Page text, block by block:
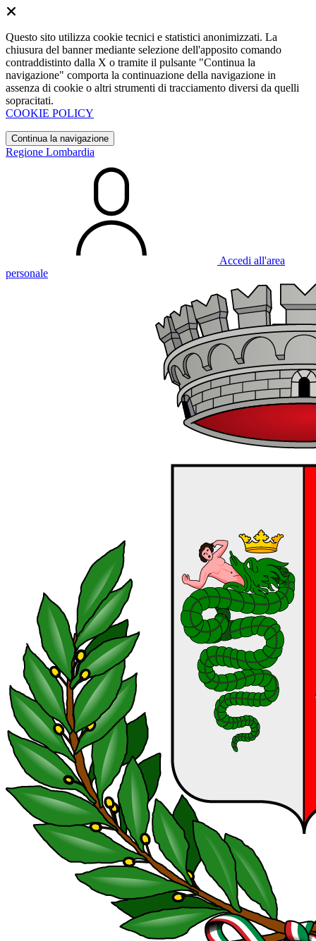
Questo sito utilizza cookie tecnici e statistici anonimizzati. La
chiusura del banner mediante selezione dell'apposito comando
contraddistinto dalla X o tramite il pulsante "Continua la
navigazione" comporta la continuazione della navigazione in
assenza di cookie o altri strumenti di tracciamento diversi da quelli
sopracitati.
COOKIE POLICY
Continua la navigazione
Regione Lombardia
Accedi all'area
personale